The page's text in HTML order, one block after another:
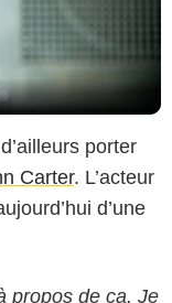
porter
Carter. L’acteur
d’une
propos de ça. Je